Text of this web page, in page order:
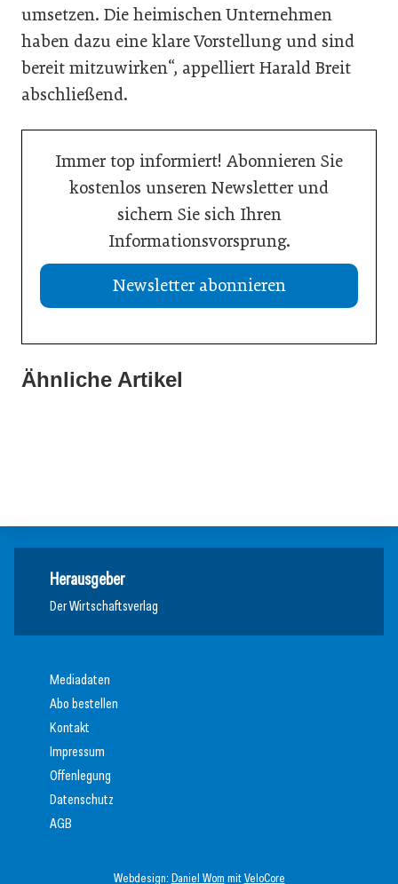
umsetzen. Die heimischen Unternehmen
haben dazu eine klare Vorstellung und sind
bereit mitzuwirken“, appelliert Harald Breit
abschließend.
Immer top informiert! Abonnieren Sie
kostenlos unseren Newsletter und
sichern Sie sich Ihren
Informationsvorsprung.
Newsletter abonnieren
Ähnliche Artikel
21. Juli 2026
Herausgeber
Der Wirtschaftsverlag
Webdesign: Daniel Wom mitVeloCore
Mediadaten
Abo bestellen
Kontakt
Impressum
Offenlegung
Datenschutz
AGB